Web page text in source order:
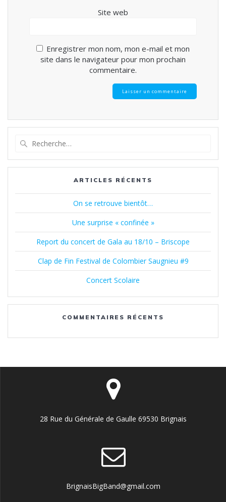
Site web
Enregistrer mon nom, mon e-mail et mon
site dans le navigateur pour mon prochain
commentaire.
:
ARTICLES RÉCENTS
On se retrouve bientôt…
Une surprise « confinée »
Report du concert de Gala au 18/10 – Briscope
Clap de Fin Festival de Colombier Saugnieu #9
Concert Scolaire
COMMENTAIRES RÉCENTS
28 Rue du Générale de Gaulle 69530 Brignais
BrignaisBigBand@gmail.com